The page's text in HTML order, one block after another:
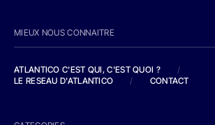
MIEUX NOUS CONNAITRE
ATLANTICO C'EST QUI, C'EST QUOI ?
/
LE RESEAU D'ATLANTICO
/ CONTACT